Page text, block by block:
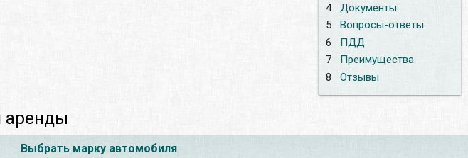
4
Документы
5
Вопросы-ответы
6
ПДД
7
Преимущества
8
Отзывы
аренды
Выбрать марку автомобиля